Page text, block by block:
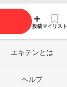
投稿マイリスト
エキテンとは
ヘルプ